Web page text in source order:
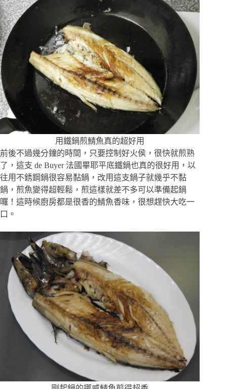
用鐵鍋煎鯖魚真的超好用
前後不過幾分鐘的時間，只要控制好火侯，很快就煎熟
了，這支 de Buyer 法國畢耶平底鐵鍋也真的很好用，以
往用不銹鋼鍋很容易黏鍋，改用這支鍋子就幾乎不黏
鍋，煎魚變得超輕鬆，煎這樣就差不多可以準備起鍋
囉！這時候廚房都是很香的鯖魚香味，很想趕快大吃一
口。